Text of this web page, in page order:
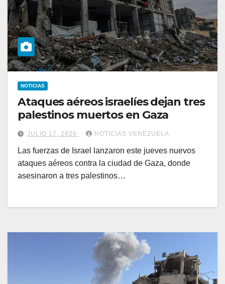
NOTICIAS
Ataques aéreos israelíes dejan tres
palestinos muertos en Gaza
JULIO 17, 2026 NOTICIAS VENEZUELA
Las fuerzas de Israel lanzaron este jueves nuevos
ataques aéreos contra la ciudad de Gaza, donde
asesinaron a tres palestinos…